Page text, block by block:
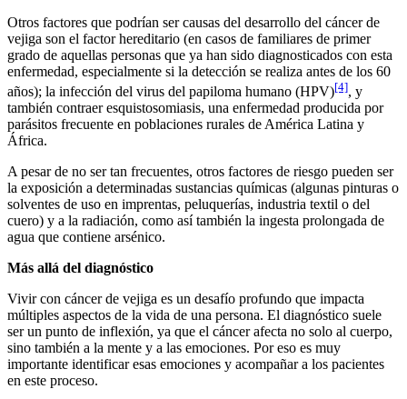
Otros factores que podrían ser causas del desarrollo del cáncer de
vejiga son el factor hereditario (en casos de familiares de primer
grado de aquellas personas que ya han sido diagnosticados con esta
enfermedad, especialmente si la detección se realiza antes de los 60
años); la infección del virus del papiloma humano (HPV)[4], y
también contraer esquistosomiasis, una enfermedad producida por
parásitos frecuente en poblaciones rurales de América Latina y
África.
A pesar de no ser tan frecuentes, otros factores de riesgo pueden ser
la exposición a determinadas sustancias químicas (algunas pinturas o
solventes de uso en imprentas, peluquerías, industria textil o del
cuero) y a la radiación, como así también la ingesta prolongada de
agua que contiene arsénico.
Más allá del diagnóstico
Vivir con cáncer de vejiga es un desafío profundo que impacta
múltiples aspectos de la vida de una persona. El diagnóstico suele
ser un punto de inflexión, ya que el cáncer afecta no solo al cuerpo,
sino también a la mente y a las emociones. Por eso es muy
importante identificar esas emociones y acompañar a los pacientes
en este proceso.